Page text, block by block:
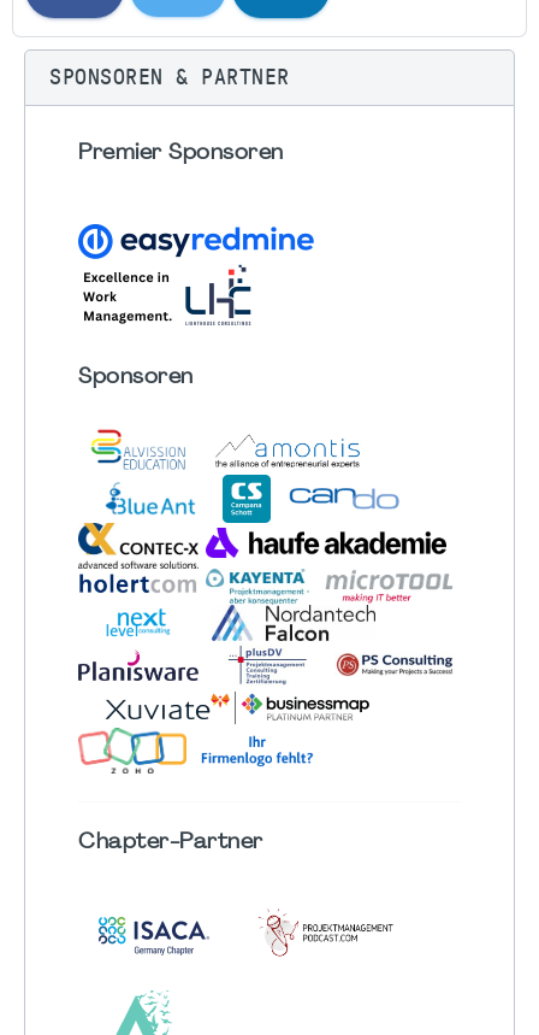
SPONSOREN & PARTNER
Premier Sponsoren
Sponsoren
Chapter-Partner